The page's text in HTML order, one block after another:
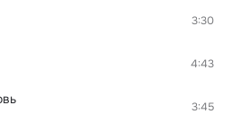
3:30
4:43
3:45